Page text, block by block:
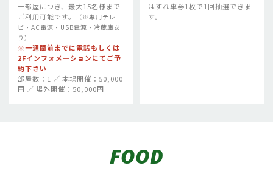
一部屋につき、最大15名様まで
ご利用可能です。
（※専用テレ
ビ・AC電源・USB電源・冷蔵庫あ
り）
※一週間前までに電話もしくは
2Fインフォメーションにてご予
約下さい
部屋数：1 ／ 本場開催：50,000
円 ／ 場外開催：50,000円
はずれ車券1枚で1回抽選できま
す。
FOOD